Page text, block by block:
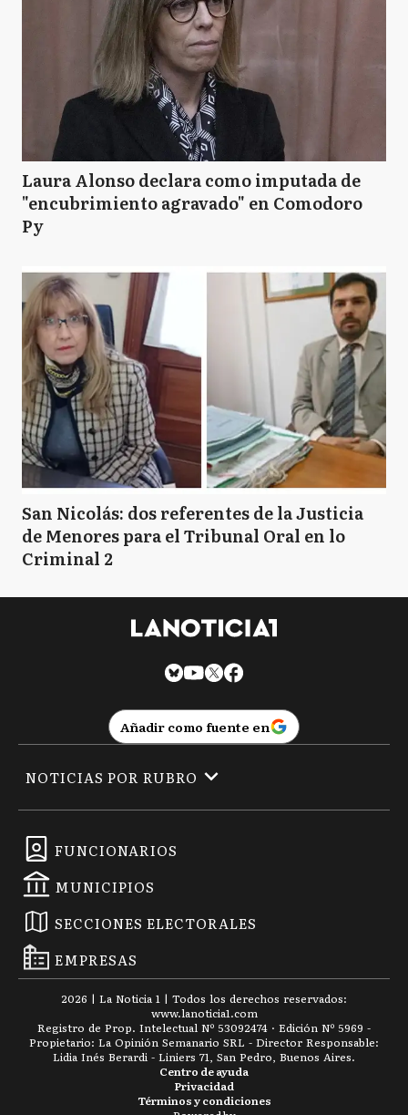
Laura Alonso declara como imputada de
"encubrimiento agravado" en Comodoro
Py
San Nicolás: dos referentes de la Justicia
de Menores para el Tribunal Oral en lo
Criminal 2
Añadir como fuente en
FUNCIONARIOS
MUNICIPIOS
SECCIONES ELECTORALES
EMPRESAS
NOTICIAS POR RUBRO
2026 | La Noticia 1 | Todos los derechos reservados:
www.lanoticia1.com
Registro de Prop. Intelectual Nº 53092474 · Edición Nº 5969 -
Propietario: La Opinión Semanario SRL - Director Responsable:
Lidia Inés Berardi - Liniers 71, San Pedro, Buenos Aires.
Términos y condiciones
Privacidad
Centro de ayuda